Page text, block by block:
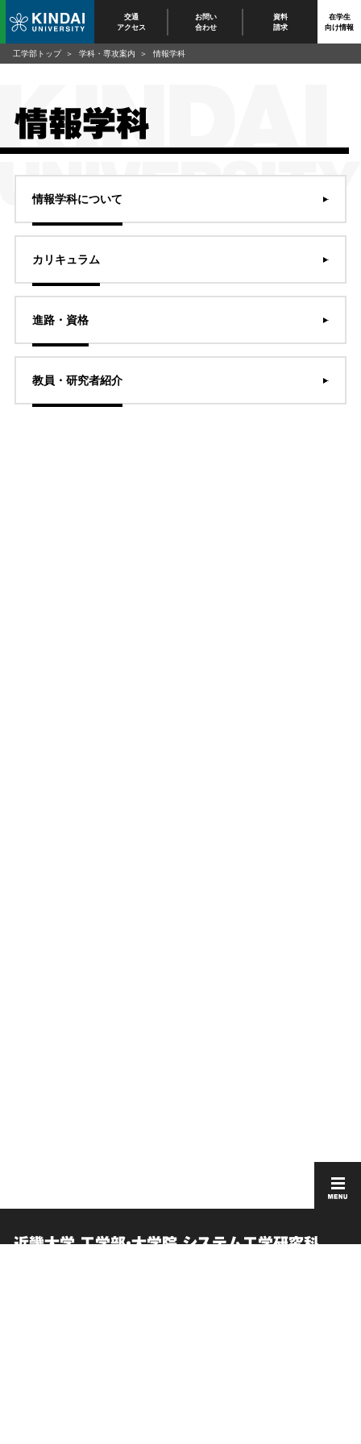
交通
アクセス
お問い
合わせ
資料
請求
在学生
向け情報
情報学科
情報学科について
カリキュラム
進路・資格
教員・研究者紹介
工学部トップ 学科・専攻案内 情報学科
近畿大学 工学部・大学院 システム工学研究科